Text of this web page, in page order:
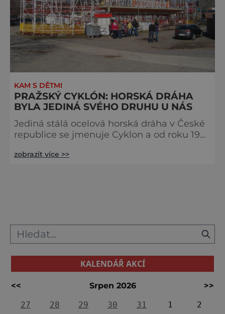
KAM S DĚTMI
PRAŽSKÝ CYKLÓN: HORSKÁ DRÁHA
BYLA JEDINÁ SVÉHO DRUHU U NÁS
Jediná stálá ocelová horská dráha v České
republice se jmenuje Cyklon a od roku 1973
italské firmy S.D.C. (model Galaxi), její
areálu pražského Výs
zobrazit více >>
KALENDÁŘ AKCÍ
<< Srpen 2026
>>
27
28 29 30 31 1
2